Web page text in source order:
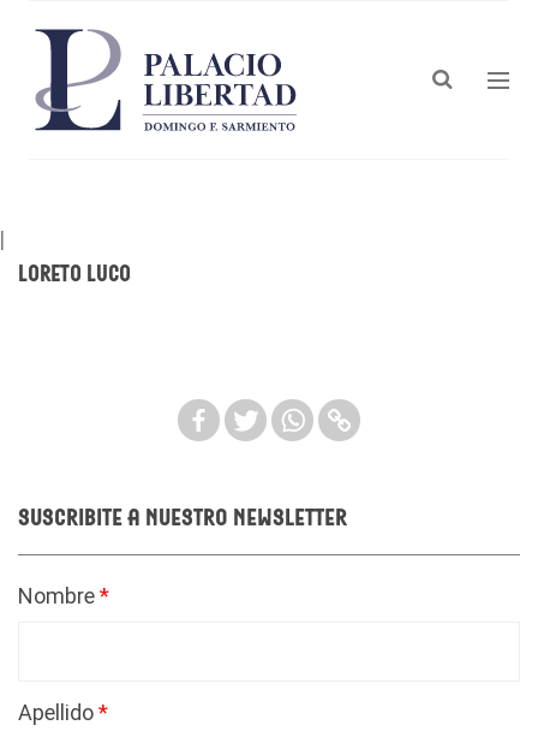
|
Loreto Luco
Suscribite a nuestro newsletter
Nombre
Apellido